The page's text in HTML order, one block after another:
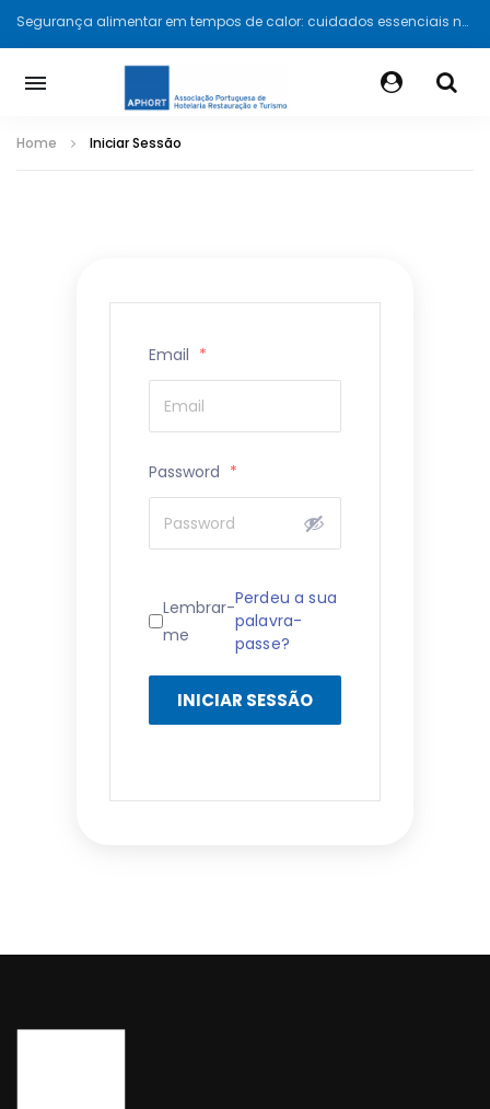
Segurança alimentar em tempos de calor: cuidados essenciais na hotelaria e restauração
Home Iniciar Sessão
Email *
Password *
Lembrar-
me
Perdeu a sua
palavra-
passe?
INICIAR SESSÃO